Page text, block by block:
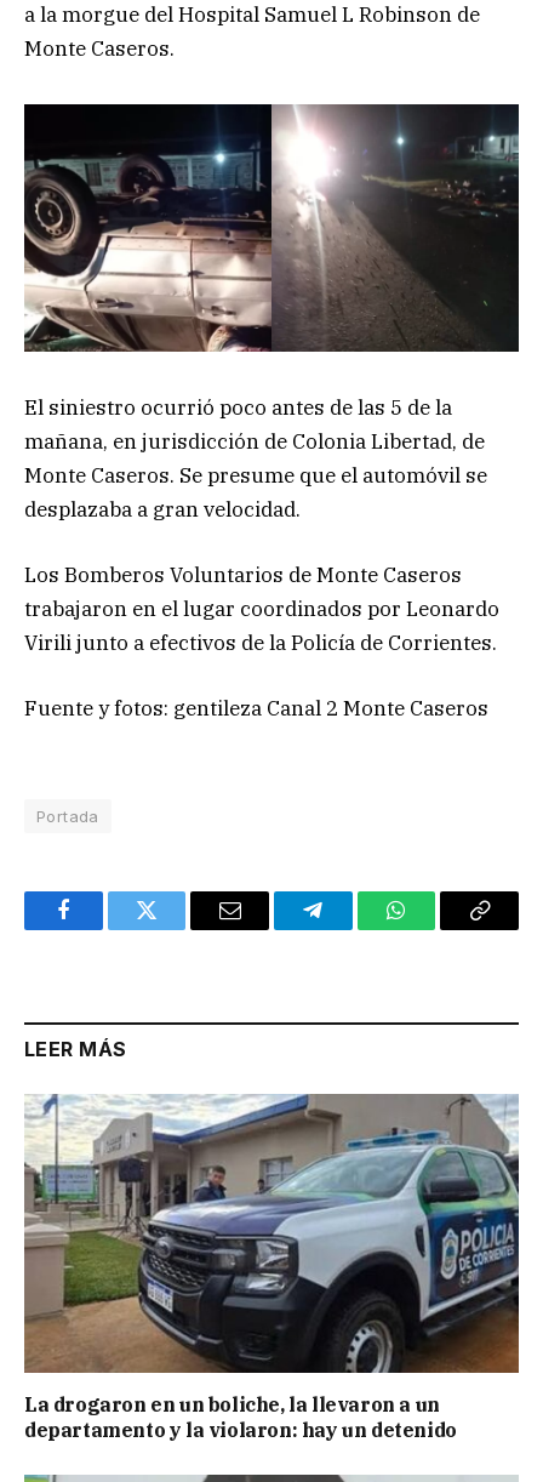
a la morgue del Hospital Samuel L Robinson de
Monte Caseros.
El siniestro ocurrió poco antes de las 5 de la
mañana, en jurisdicción de Colonia Libertad, de
Monte Caseros. Se presume que el automóvil se
desplazaba a gran velocidad.
Los Bomberos Voluntarios de Monte Caseros
trabajaron en el lugar coordinados por Leonardo
Virili junto a efectivos de la Policía de Corrientes.
Fuente y fotos: gentileza Canal 2 Monte Caseros
Portada
FacebookTwitter Email TelegramWhatsAppCopy
LEER MÁS
La drogaron en un boliche, la llevaron a un
departamento y la violaron: hay un detenido